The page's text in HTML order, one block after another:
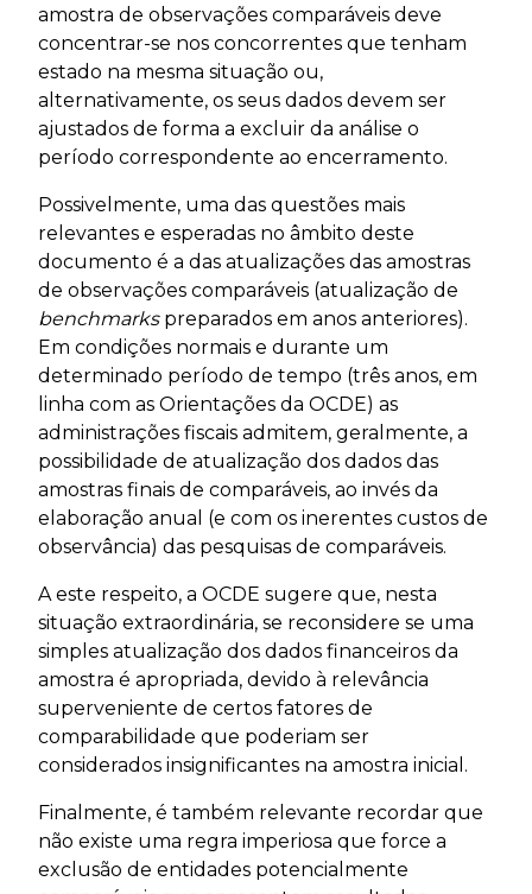
amostra de observações comparáveis deve
concentrar-se nos concorrentes que tenham
estado na mesma situação ou,
alternativamente, os seus dados devem ser
ajustados de forma a excluir da análise o
período correspondente ao encerramento.
Possivelmente, uma das questões mais
relevantes e esperadas no âmbito deste
documento é a das atualizações das amostras
de observações comparáveis (atualização de
benchmarks preparados em anos anteriores).
Em condições normais e durante um
determinado período de tempo (três anos, em
linha com as Orientações da OCDE) as
administrações fiscais admitem, geralmente, a
possibilidade de atualização dos dados das
amostras finais de comparáveis, ao invés da
elaboração anual (e com os inerentes custos de
observância) das pesquisas de comparáveis.
A este respeito, a OCDE sugere que, nesta
situação extraordinária, se reconsidere se uma
simples atualização dos dados financeiros da
amostra é apropriada, devido à relevância
superveniente de certos fatores de
comparabilidade que poderiam ser
considerados insignificantes na amostra inicial.
Finalmente, é também relevante recordar que
não existe uma regra imperiosa que force a
exclusão de entidades potencialmente